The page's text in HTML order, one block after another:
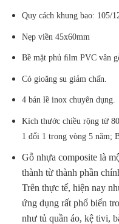
Quy cách khung bao: 105/
Nẹp viền 45x60mm
Bề mặt phủ ﬁlm PVC vân
Có gioăng su giảm chấn.
4 bản lề inox chuyên dụng.
Kích thước chiều rộng từ
1 đổi 1 trong vòng 5 năm;
Gỗ nhựa composite là
thành từ thành phần
Trên thực tế, hiện nay
ứng dụng rất phổ biến
như tủ quần áo, kệ tivi,